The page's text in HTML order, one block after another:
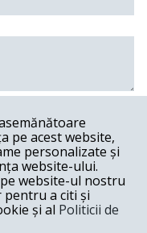
cu care
Diana
Răspunde
pe acest website,
personalizate și
website-ului.
website-ul nostru
pentru a citi și
și al Politicii de